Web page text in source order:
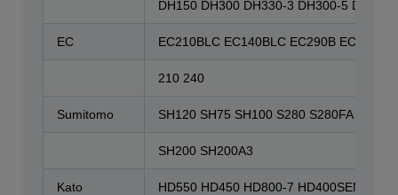
DH150 DH300 DH330-3 DH300-5
EC EC210BLC EC140BLC EC290B EC360B
210 240
Sumitomo SH120 SH75 SH100 S280 S280FA
SH200 SH200A3
Kato
HD550 HD450 HD800-7 HD400SEM